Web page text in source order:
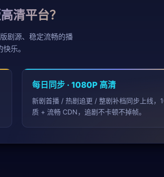
清平台？
剧源、稳定流畅的播
乐。
每日同步 · 1080P 高清
新剧首播 / 热剧追更 / 整剧补档同步上线，
质 + 流畅 CDN，追剧不卡顿不掉帧。